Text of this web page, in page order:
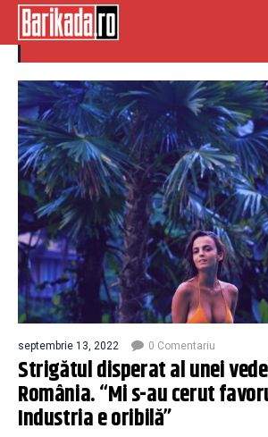
liza sabau
septembrie 13, 2022 0 Comentariu
Strigătul disperat al unei
România. “Mi s-au cerut
Industria e oribilă”